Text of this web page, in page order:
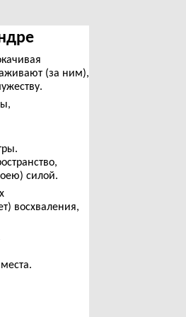
(за ним),
силой.
восхваления,